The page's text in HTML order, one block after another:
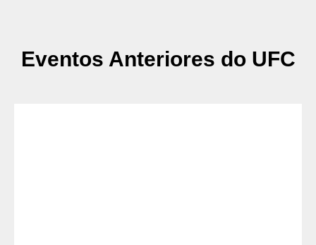
Eventos Anteriores do UFC